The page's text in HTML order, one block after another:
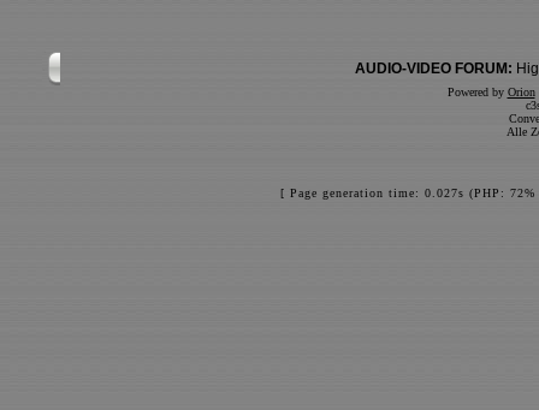
AUDIO-VIDEO FORUM:
Powered by Orion
Alle
[ Page generation time: 0.027s (PHP: